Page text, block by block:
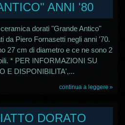
ANNI '80
dorati "Grande Antico"
da Piero Fornasetti negli anni '70.
27 cm di diametro e ce ne sono 2
* PER INFORMAZIONI SU
E DISPONIBILITA',...
continua a leggere
DORATO